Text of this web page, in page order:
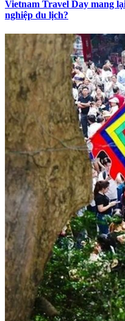
Vietnam Travel Day mang
nghiệp du lịch?